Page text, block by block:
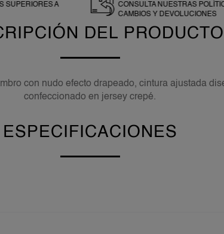
SUPERIORES A
CONSULTA NUESTRAS
CAMBIOS Y DEVOLUCIONES
DEL PRODUCTO
con nudo efecto drapeado, cintura ajustada
confeccionado en jersey crepé.
ESPECIFICACIONES